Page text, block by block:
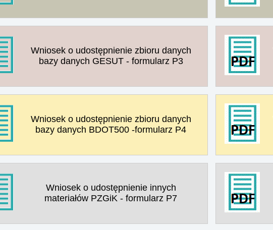
Wniosek o udostępnienie zbioru danych
bazy danych GESUT - formularz P3
Wniosek o udostępnienie zbioru danych
bazy danych BDOT500 -formularz P4
Wniosek o udostępnienie innych
materiałów PZGiK - formularz P7